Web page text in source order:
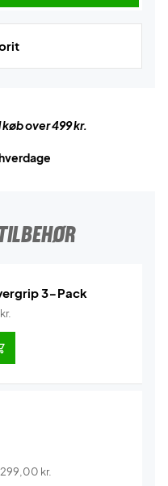
over 499 kr.
3-Pack
kr.
299,00 kr.